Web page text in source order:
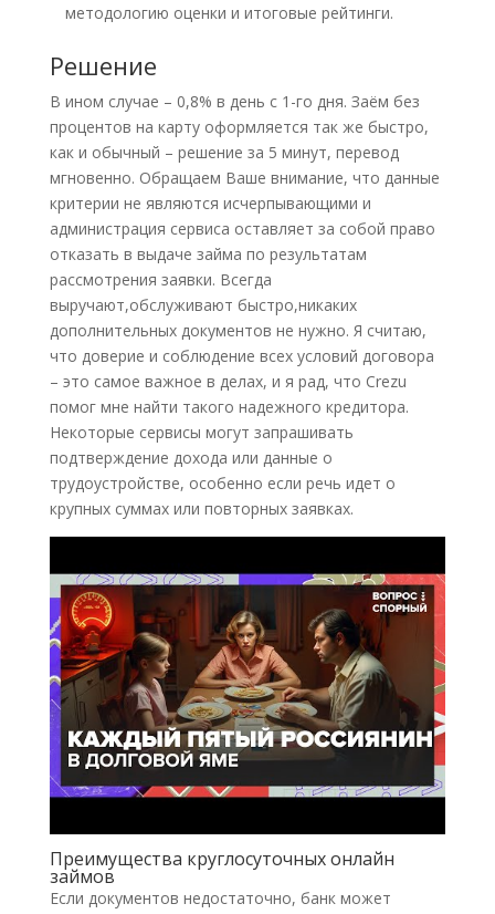
методологию оценки и итоговые рейтинги.
Решение
В ином случае – 0,8% в день с 1-го дня. Заём без
процентов на карту оформляется так же быстро,
как и обычный – решение за 5 минут, перевод
мгновенно. Обращаем Ваше внимание, что данные
критерии не являются исчерпывающими и
администрация сервиса оставляет за собой право
отказать в выдаче займа по результатам
рассмотрения заявки. Всегда
выручают,обслуживают быстро,никаких
дополнительных документов не нужно. Я считаю,
что доверие и соблюдение всех условий договора
– это самое важное в делах, и я рад, что Crezu
помог мне найти такого надежного кредитора.
Некоторые сервисы могут запрашивать
подтверждение дохода или данные о
трудоустройстве, особенно если речь идет о
крупных суммах или повторных заявках.
Преимущества круглосуточных онлайн
займов
Если документов недостаточно, банк может